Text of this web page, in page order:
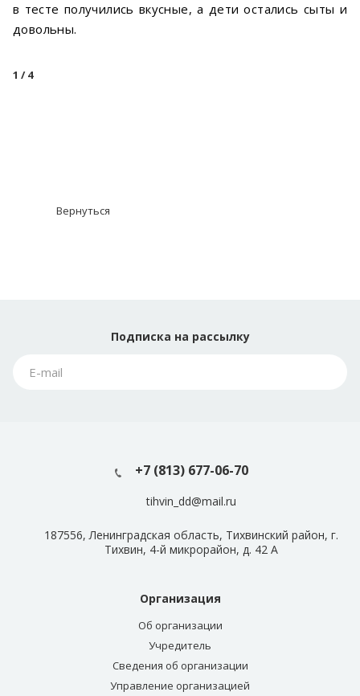
в тесте получились вкусные, а дети остались сыты и
довольны.
1 / 4
Вернуться
Подписка на рассылку
+7 (813) 677-06-70
tihvin_dd@mail.ru
187556, Ленинградская область, Тихвинский район, г.
Тихвин, 4-й микрорайон, д. 42 А
Организация
Об организации
Учредитель
Сведения об организации
Управление организацией